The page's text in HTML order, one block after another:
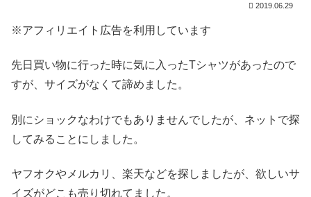
2019.06.29
※アフィリエイト広告を利用しています
先日買い物に行った時に気に入ったTシャツがあったので
すが、サイズがなくて諦めました。
別にショックなわけでもありませんでしたが、ネットで探
してみることにしました。
ヤフオクやメルカリ、楽天などを探しましたが、欲しいサ
イズがどこも売り切れてました。